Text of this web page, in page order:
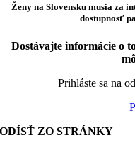
Ženy na Slovensku musia za
dostupnosť
Dostávajte informácie o
Prihláste sa na
ODÍSŤ ZO STRÁNKY